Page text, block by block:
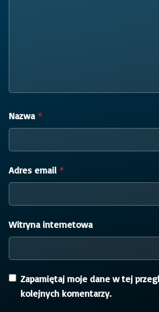
Nazwa *
Adres email *
Witryna internetowa
Zapamiętaj moje dane w tej
kolejnych komentarzy.